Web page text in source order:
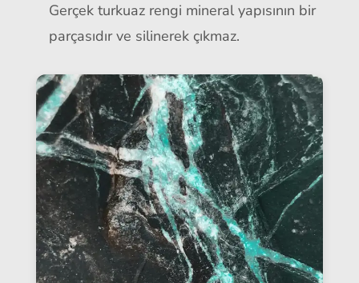
Gerçek turkuaz rengi mineral yapısının bir
parçasıdır ve silinerek çıkmaz.